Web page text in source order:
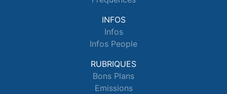
INFOS
Infos
Infos People
RUBRIQUES
Bons Plans
Emissions